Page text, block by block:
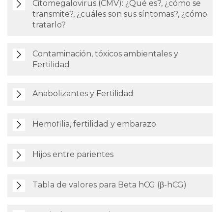
Citomegalovirus (CMV): ¿Qué es?, ¿cómo se
transmite?, ¿cuáles son sus síntomas?, ¿cómo
tratarlo?
Contaminación, tóxicos ambientales y
Fertilidad
Anabolizantes y Fertilidad
Hemofilia, fertilidad y embarazo
Hijos entre parientes
Tabla de valores para Beta hCG (β-hCG)